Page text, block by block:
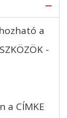
a
-
a CÍMKE